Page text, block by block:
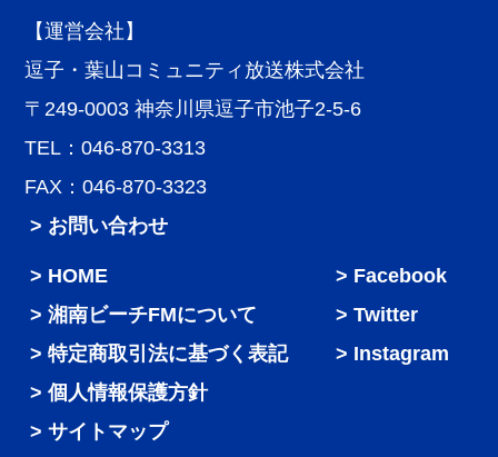
【運営会社】
逗子・葉山コミュニティ放送株式会社
〒249-0003 神奈川県逗子市池子2-5-6
TEL：046-870-3313
FAX：046-870-3323
> お問い合わせ
HOME
湘南ビーチFMについて
特定商取引法に基づく表記
個人情報保護方針
サイトマップ
Facebook
Twitter
Instagram